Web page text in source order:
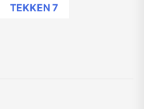
TEKKEN 7